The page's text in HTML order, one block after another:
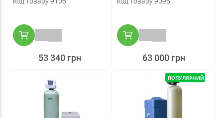
53 340 грн 63 000 грн
ПОПУЛЯРНИЙ